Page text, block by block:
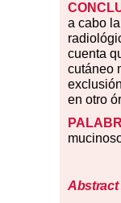
a cabo
cuenta
cutáneo
en otro
Abstract